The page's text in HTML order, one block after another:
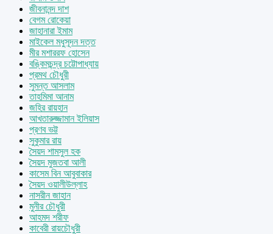
জীবনানন্দ দাশ
বেগম রোকেয়া
জাহানারা ইমাম
মাইকেল মধুসূদন দত্ত
মীর মশাররফ হোসেন
বঙ্কিমচন্দ্র চট্টোপাধ্যায়
প্রমথ চৌধুরী
সুমন্ত আসলাম
তাহমিমা আনাম
জহির রায়হান
আখতারুজ্জামান ইলিয়াস
প্রণব ভট্ট
সুকুমার রায়
সৈয়দ শামসুল হক
সৈয়দ মুজতবা আলী
কাসেম বিন আবুবাকার
সৈয়দ ওয়ালীউল্লাহ
নাসরীন জাহান
মুনীর চৌধুরী
আহমদ শরীফ
কাবেরী রায়চৌধুরী